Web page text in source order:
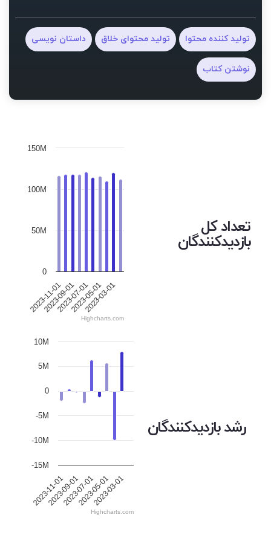
تولید کننده محتوا تولید محتوای خلاق داستان نویسی
نوشتن کتاب
تعداد کل
بازدیدکنندگان
2023-11-01
2023-09-01
2023-07-01
2023-05-01
2023-03-01
0
50M
100M
150M
Highcharts.com
رشد بازدیدکنندگان
2023-11-01
2023-09-01
2023-07-01
2023-05-01
2023-03-01
-15M
-10M
-5M
0
5M
10M
Highcharts.com